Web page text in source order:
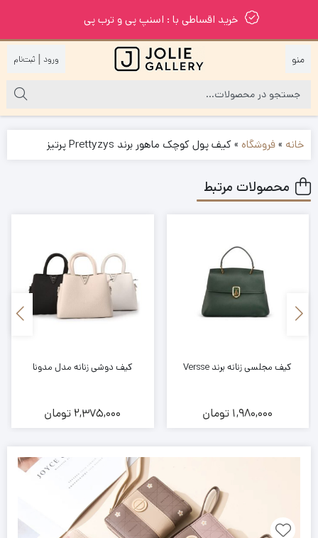
خرید اقساطی با : اسنپ پی و ترب پی
|
خانه »فروشگاه »کیف پول کوچک ماهور برند Prettyzys پرتیز
محصولات مرتبط
کیف مجلسی زنانه برند Versse
1,980,000 تومان
کیف دوشی زنانه مدل مدونا
2,375,000 تومان